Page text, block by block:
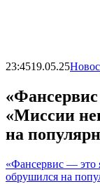
23:4519.05.25
«Миссии
на
«Фансервис — это
обрушился на